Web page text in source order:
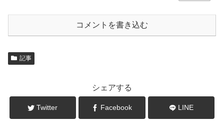
コメントを書き込む
記事
シェアする
Twitter Facebook LINE